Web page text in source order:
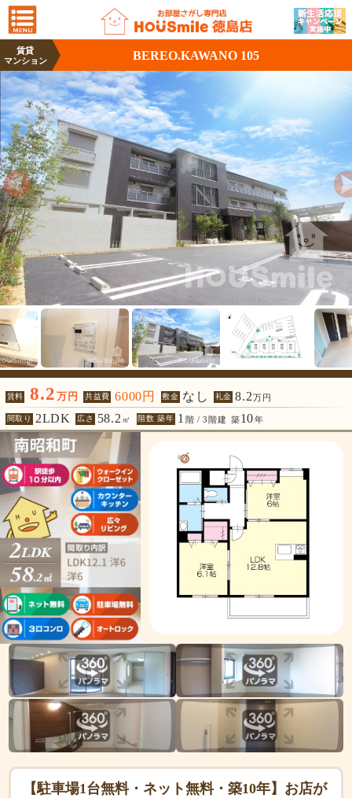
賃貸
マンション
BEREO.KAWANO 105
賃料 8.2 万円 共益費 6000円 敷金 なし 礼金 8.2万円
間取り 2LDK 広さ 58.2 ㎡ 階数 築年 1 階 / 3階建 築10年
【駐車場1台無料・ネット無料・築10年】お店が